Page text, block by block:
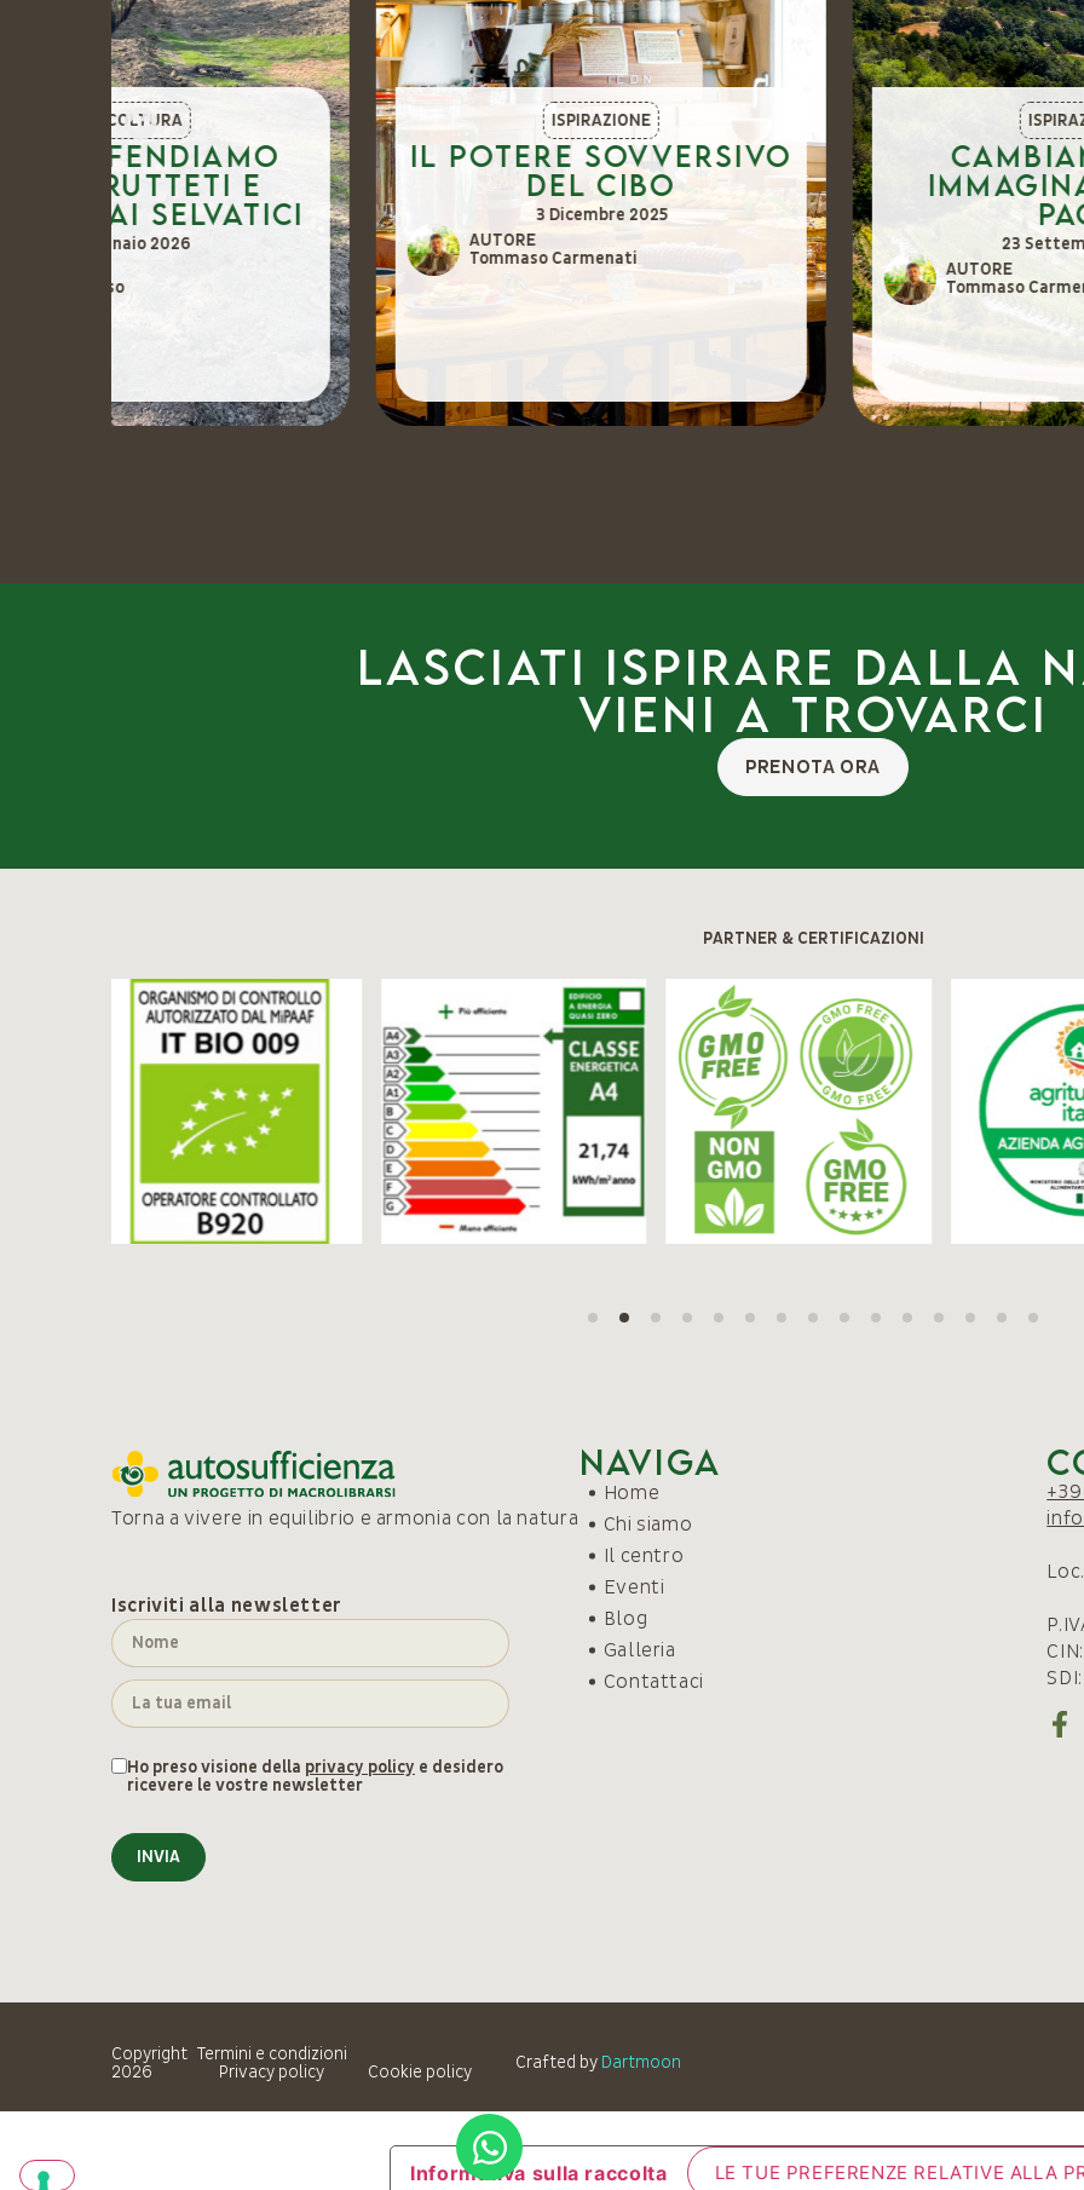
ISPIRAZIONE
Il potere sovversivo
del cibo
3 Dicembre 2025
Tommaso Carmenati
ISPIRAZIONE
Cambiamento,
immaginazione e
pace
23 Settembre 2025
Tommaso Carmenati
Lasciati ispirare dalla
Vieni a trovarci
PRENOTA ORA
PARTNER & CERTIFICAZIONI
Torna a vivere in equilibrio e armonia con la natura
Iscriviti alla newsletter
Ho preso visione della privacy policy e desidero
ricevere le vostre newsletter
INVIA
Naviga
Home
Chi siamo
Il centro
Eventi
Blog
Galleria
Contattaci
Copyright
2026
Termini e condizioni
Privacy policy
Cookie policy Crafted by Dartmoon
Informativa sulla raccolta LE TUE PREFERENZE RELATIVE ALLA